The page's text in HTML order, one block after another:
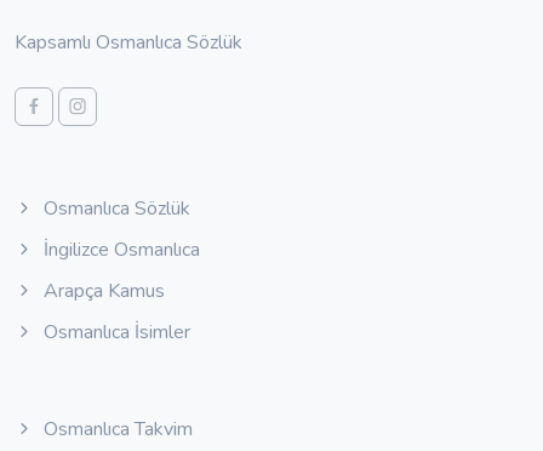
Kapsamlı Osmanlıca Sözlük
Osmanlıca Sözlük
İngilizce Osmanlıca
Arapça Kamus
Osmanlıca İsimler
Osmanlıca Takvim